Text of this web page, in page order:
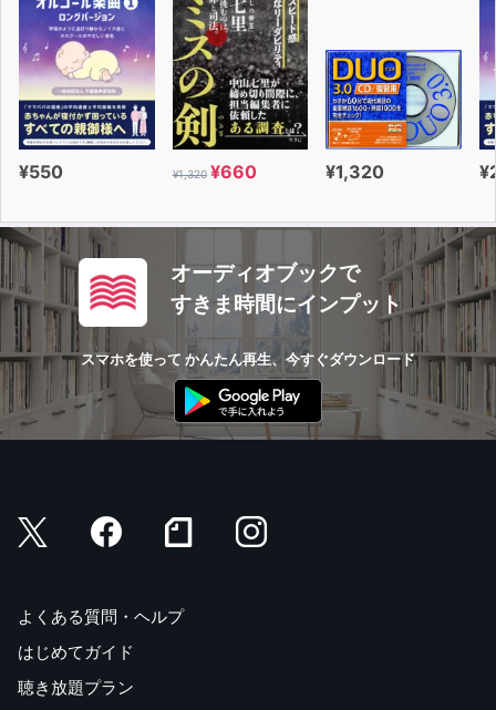
¥550 ¥1,320 ¥660 ¥1,320
オーディオブックで
すきま時間にインプット
スマホを使って かんたん再生、今すぐダウンロード
よくある質問・ヘルプ
はじめてガイド
聴き放題プラン